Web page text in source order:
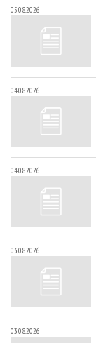
05.08.2026
04.08.2026
04.08.2026
03.08.2026
03.08.2026